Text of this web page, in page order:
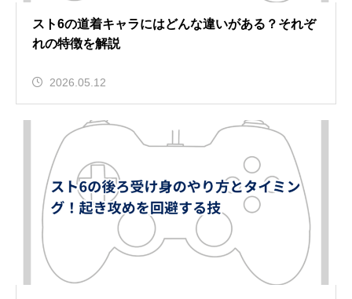
スト6の道着キャラにはどんな違いがある？それぞ
れの特徴を解説
2026.05.12